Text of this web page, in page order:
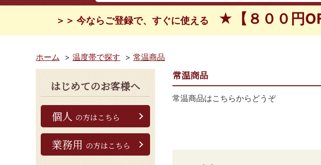
＞＞ 今ならご登録で、すぐに使える ★【８００円
ホーム > 温度帯で探す > 常温商品
はじめてのお客様へ
個人 の方はこちら
業務用 の方はこちら
常温商品
常温商品はこちらからどうぞ